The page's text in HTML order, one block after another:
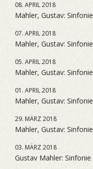
08. APRIL 2018
Mahler, Gustav:
07. APRIL 2018
Mahler, Gustav:
05. APRIL 2018
Mahler, Gustav:
01. APRIL 2018
Mahler, Gustav:
29. MÄRZ 2018
Mahler, Gustav:
03. MÄRZ 2018
Gustav Mahler: